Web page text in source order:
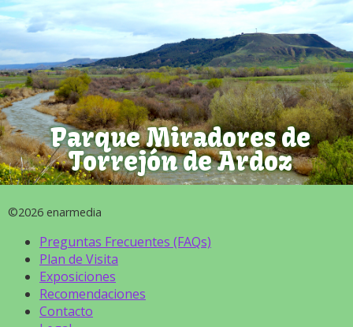
Parque Miradores de
Torrejón de Ardoz
©2026 enarmedia
Preguntas Frecuentes (FAQs)
Plan de Visita
Exposiciones
Recomendaciones
Contacto